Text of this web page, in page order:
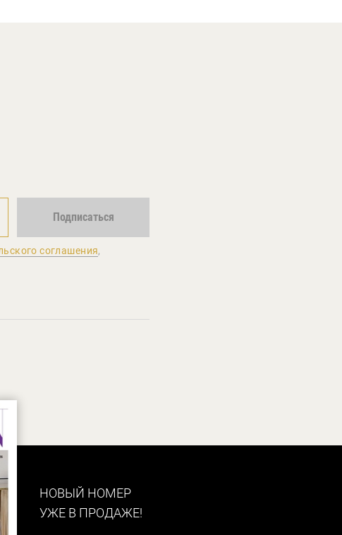
Подписаться
соглашения,
НОВЫЙ НОМЕР
УЖЕ В ПРОДАЖЕ!